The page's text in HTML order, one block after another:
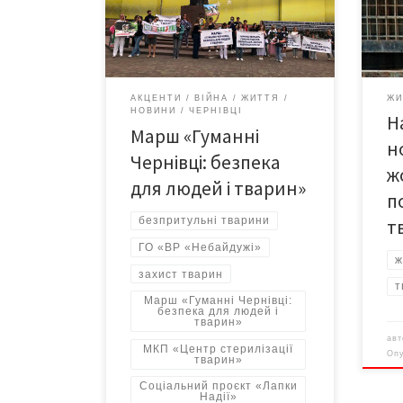
постраждали під час війни. Війна
загострила проблему
безпритульних тварин у місті.
Багато домашніх улюбленців
евакуацію чи трагічні обставини.
• МКП «Центр стерилізації тварин»
м.Чернівці • Соціальний проєкт
«Лапки Надії» […]
АКЦЕНТИ ВІЙНА
ЖИТТЯ
НОВИНИ
ЧЕРНІВЦІ
Марш «Гуманні
Чернівці: безпека
для людей і тварин»
безпритульні тварини
ГО «ВР «Небайдужі»
захист тварин
Марш «Гуманні Чернівці:
безпека для людей і
тварин»
МКП «Центр стерилізації
тварин»
Соціальний проєкт «Лапки
Надії»
цим
на